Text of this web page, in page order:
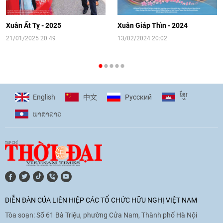
[Video] Đối ngoại nhân dân Thủ đô
hướng tới kết nối hiệu quả nguồn lực
người Việt Nam ở nước ngoài
16:58|10/06/2026
phó với biến đổi khí hậu
17:07|09/06/2026
[Video] Lào dành ưu tiên hàng đầu cho
quan hệ với Việt Nam
11:01 |09/06/2026
[Video] Doanh nghiệp Hoa Kỳ hỗ trợ
Xuân Ất Tỵ - 2025
21/01/2025 20:49
Xuân Giáp Thìn - 2024
13/02/2024 20:02
English 中文 Pусский ខ្មែរ
ພາ​ສາ​ລາວ
DIỄN ĐÀN CỦA LIÊN HIỆP CÁC TỔ CHỨC HỮU NGHỊ VIỆT NAM
Tòa soạn: Số 61 Bà Triệu, phường Cửa Nam, Thành phố Hà Nội